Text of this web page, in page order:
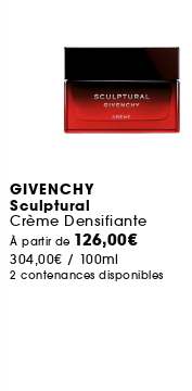
GIVENCHY
Sculptural
Crème Densifiante
À partir de 126,00€
304,00€ / 100ml
2 contenances disponibles